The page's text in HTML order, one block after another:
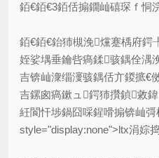
銆€銆€3銆佸搧鐗屾礂琛ｆ恫
銆€銆€鈶犻槻浼爣蹇楀府
姪娑堣垂鑰呰瘑鍒骇鍝佺湡
吉锛屾潨缁濅骇鍝佸亣鍐掋€
吉鏍囪瘑鏉ュ鍔犻攢鍞敹
紝閬忓埗鍋囧啋鍟嗗搧锛屾
style="display:none">ltx涓婃